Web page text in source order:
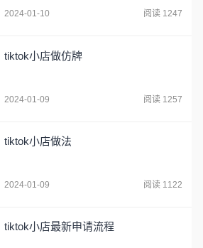
2024-01-10 阅读 1247
tiktok小店做仿牌
2024-01-09 阅读 1257
tiktok小店做法
2024-01-09 阅读 1122
tiktok小店最新申请流程